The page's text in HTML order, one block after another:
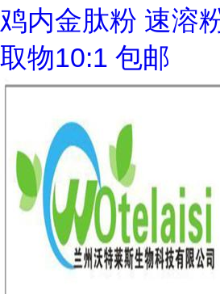
鸡内金肽粉 速溶
取物10:1 包邮